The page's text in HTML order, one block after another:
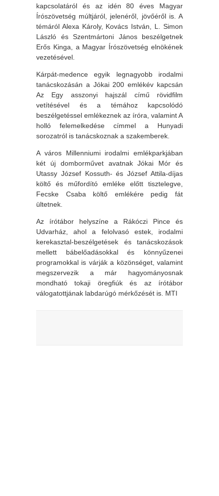
kapcsolatáról és az idén 80 éves Magyar
Írószövetség múltjáról, jelenéről, jövőéről is. A
témáról Alexa Károly, Kovács István, L. Simon
László és Szentmártoni János beszélgetnek
Erős Kinga, a Magyar Írószövetség elnökének
vezetésével.
Kárpát-medence egyik legnagyobb irodalmi
tanácskozásán a Jókai 200 emlékév kapcsán
Az Egy asszonyi hajszál című rövidfilm
vetítésével és a témához kapcsolódó
beszélgetéssel emlékeznek az íróra, valamint A
holló felemelkedése címmel a Hunyadi
sorozatról is tanácskoznak a szakemberek.
A város Millenniumi irodalmi emlékparkjában
két új domborművet avatnak Jókai Mór és
Utassy József Kossuth- és József Attila-díjas
költő és műfordító emléke előtt tisztelegve,
Fecske Csaba költő emlékére pedig fát
ültetnek.
Az írótábor helyszíne a Rákóczi Pince és
Udvarház, ahol a felolvasó estek, irodalmi
kerekasztal-beszélgetések és tanácskozások
mellett bábelőadásokkal és könnyűzenei
programokkal is várják a közönséget, valamint
megszervezik a már hagyományosnak
mondható tokaji öregfiúk és az írótábor
válogatottjának labdarúgó mérkőzését is. MTI